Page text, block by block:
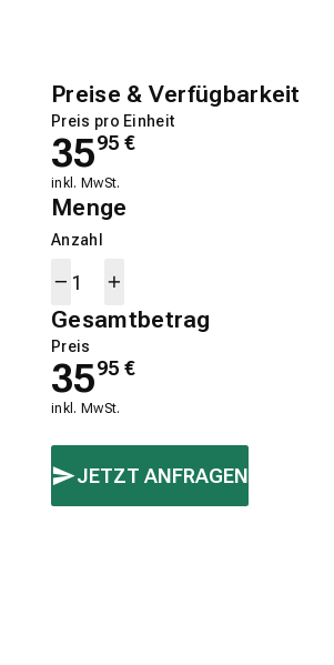
Preise & Verfügbarkeit
Preis pro Einheit
3595 €
inkl. MwSt.
Menge
Anzahl
Gesamtbetrag
Preis
3595 €
inkl. MwSt.
JETZT ANFRAGEN